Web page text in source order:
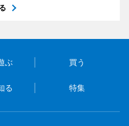
ぶ 買う
る 特集